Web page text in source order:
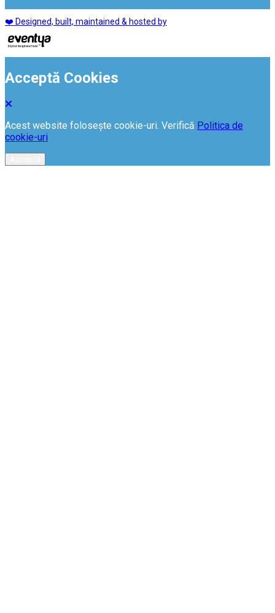
❤️ Designed, built, maintained & hosted by
Acceptă Cookies
Acest website folosește cookie-uri. Verifică Politica de
cookie-uri